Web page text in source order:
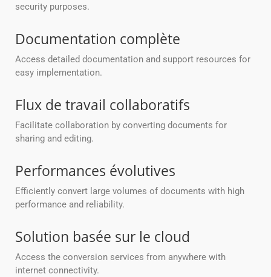
security purposes.
Documentation complète
Access detailed documentation and support resources for
easy implementation.
Flux de travail collaboratifs
Facilitate collaboration by converting documents for
sharing and editing.
Performances évolutives
Efficiently convert large volumes of documents with high
performance and reliability.
Solution basée sur le cloud
Access the conversion services from anywhere with
internet connectivity.